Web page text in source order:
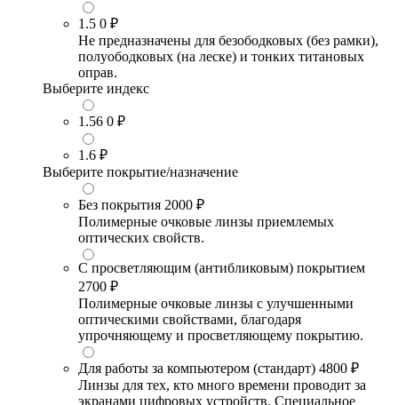
1.5 0 ₽
Не предназначены для безободковых (без рамки),
полуободковых (на леске) и тонких титановых
оправ.
Выберите индекс
1.56 0 ₽
1.6 ₽
Выберите покрытие/назначение
Без покрытия 2000 ₽
Полимерные очковые линзы приемлемых
оптических свойств.
С просветляющим (антибликовым) покрытием
2700 ₽
Полимерные очковые линзы с улучшенными
оптическими свойствами, благодаря
упрочняющему и просветляющему покрытию.
Для работы за компьютером (стандарт) 4800 ₽
Линзы для тех, кто много времени проводит за
экранами цифровых устройств. Специальное